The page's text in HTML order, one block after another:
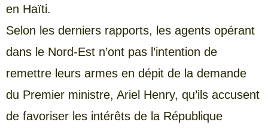
en Haïti.
Selon les derniers rapports, les agents opérant
dans le Nord-Est n’ont pas l’intention de
remettre leurs armes en dépit de la demande
du Premier ministre, Ariel Henry, qu’ils accusent
de favoriser les intérêts de la République